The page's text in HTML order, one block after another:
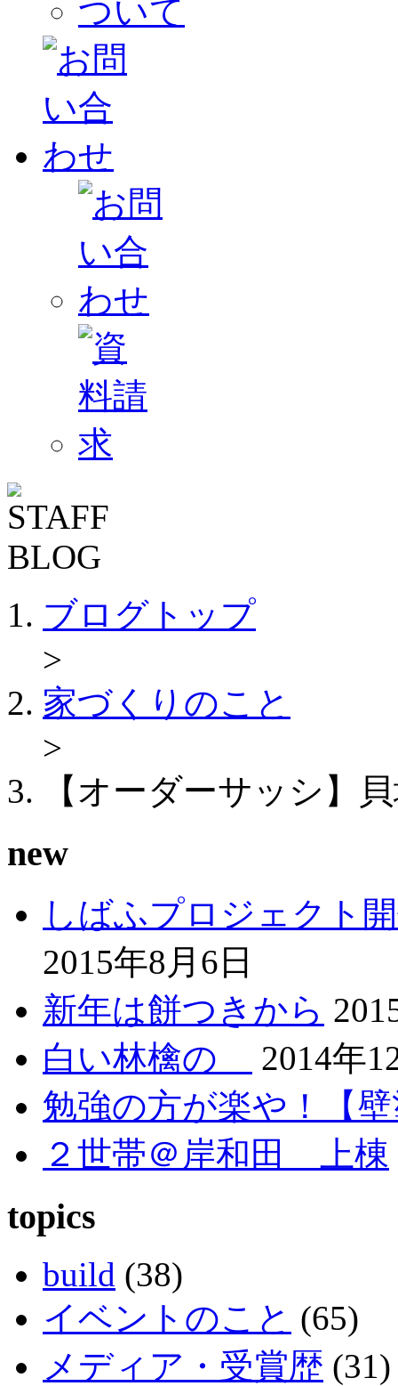
ブログトップ
>
家づくりのこと
>
【オーダーサッシ】
new
しばふプロジェクト
2015年8月6日
新年は餅つきから
白い林檎の
2014年
勉強の方が楽や！【
２世帯＠岸和田 上棟
topics
build (38)
イベントのこと (65)
メディア・受賞歴 (31)